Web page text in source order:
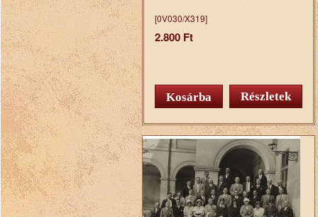
[0V030/X319]
2.800 Ft
Részletek